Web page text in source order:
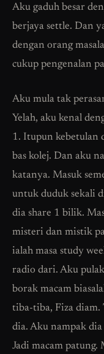
Aku gaduh besar
berjaya settle. Dan
dengan orang
cukup pengenalan
Aku mula tak
Yelah, aku kenal
1. Itupun kebetulan
bas kolej. Dan aku
katanya. Masuk
untuk duduk sekali
dia share 1 bilik.
misteri dan mistik
ialah masa study
radio dari. Aku
borak macam
tiba-tiba, Fiza diam.
dia. Aku nampak
Jadi macam